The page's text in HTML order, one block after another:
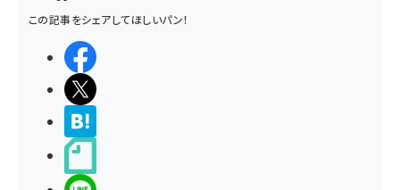
この記事をシェアしてほしいパン！